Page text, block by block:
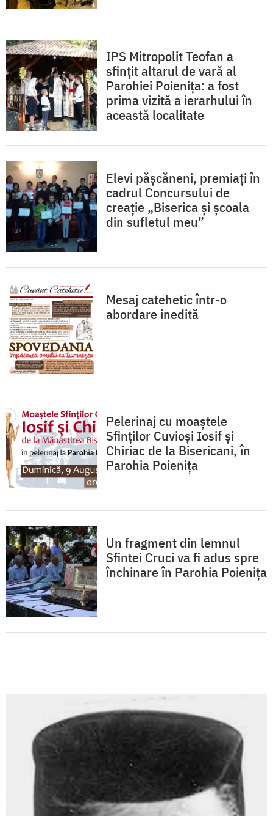
IPS Mitropolit Teofan a
sfințit altarul de vară al
Parohiei Poienița: a fost
prima vizită a ierarhului în
această localitate
Elevi păşcăneni, premiați în
cadrul Concursului de
creaţie „Biserica şi şcoala
din sufletul meu”
Mesaj catehetic într-o
abordare inedită
Pelerinaj cu moaştele
Sfinţilor Cuvioşi Iosif şi
Chiriac de la Bisericani, în
Parohia Poienița
Un fragment din lemnul
Sfintei Cruci va fi adus spre
închinare în Parohia Poieniţa